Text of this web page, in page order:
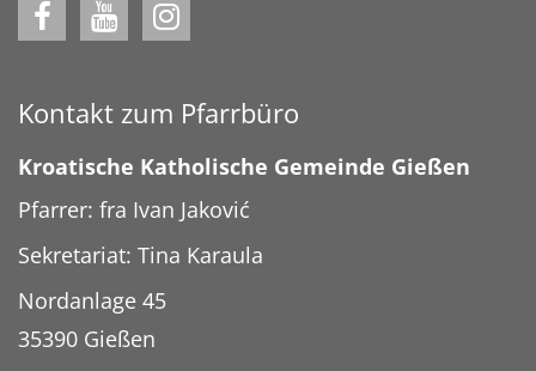
Kontakt zum Pfarrbüro
Kroatische Katholische Gemeinde Gießen
Pfarrer: fra Ivan Jaković
Sekretariat: Tina Karaula
Nordanlage 45
35390 Gießen